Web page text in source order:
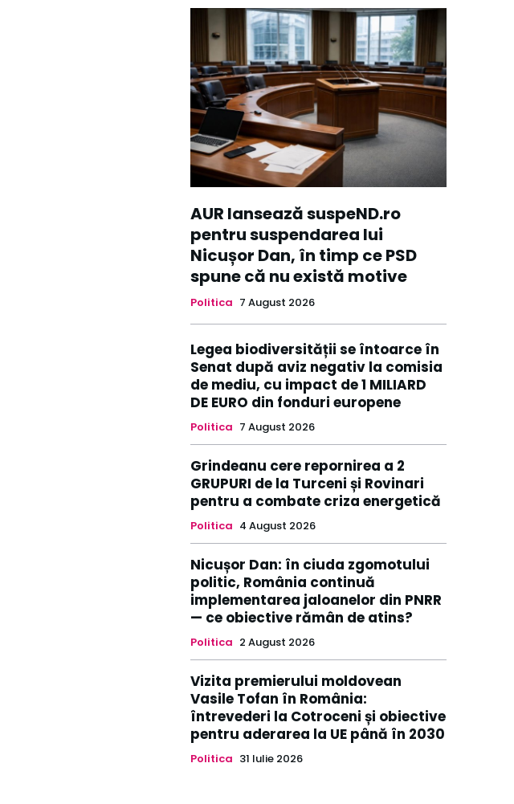
AUR lansează suspeND.ro
pentru suspendarea lui
Nicușor Dan, în timp ce PSD
spune că nu există motive
Politica 7 August 2026
Legea biodiversității se întoarce în
Senat după aviz negativ la comisia
de mediu, cu impact de 1 MILIARD
DE EURO din fonduri europene
Politica 7 August 2026
Grindeanu cere repornirea a 2
GRUPURI de la Turceni și Rovinari
pentru a combate criza energetică
Politica 4 August 2026
Nicușor Dan: în ciuda zgomotului
politic, România continuă
implementarea jaloanelor din PNRR
— ce obiective rămân de atins?
Politica 2 August 2026
Vizita premierului moldovean
Vasile Tofan în România:
întrevederi la Cotroceni și obiective
pentru aderarea la UE până în 2030
Politica 31 Iulie 2026